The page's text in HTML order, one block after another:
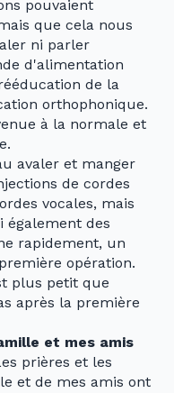
pouvaient
que cela nous
ni parler
d'alimentation
de la
orthophonique.
à la normale et
avaler et manger
de cordes
vocales, mais
également des
rapidement, un
opération.
plus petit que
après la première
et mes amis
prières et les
et de mes amis ont